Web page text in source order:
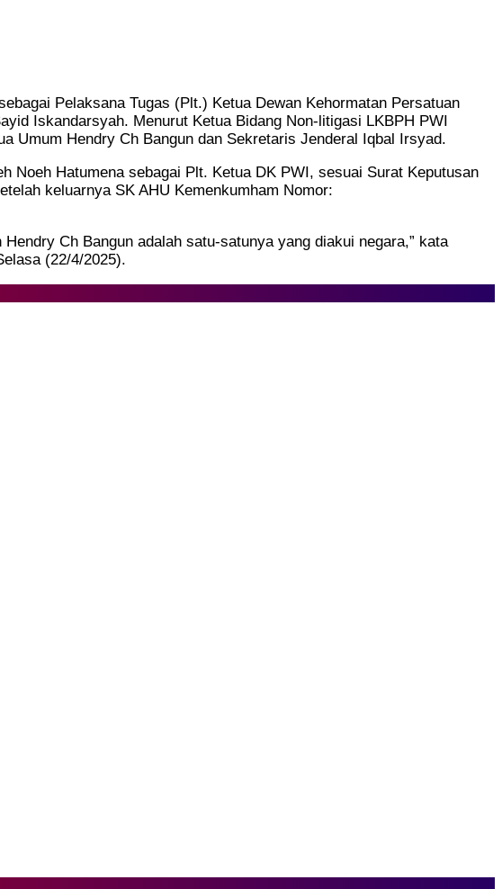
Pelaksana Tugas (Plt.) Ketua Dewan Kehormatan Persatuan
Iskandarsyah. Menurut Ketua Bidang Non-litigasi LKBPH PWI
Umum Hendry Ch Bangun dan Sekretaris Jenderal Iqbal Irsyad.
Noeh Hatumena sebagai Plt. Ketua DK PWI, sesuai Surat Keputusan
keluarnya SK AHU Kemenkumham Nomor:
Ch Bangun adalah satu-satunya yang diakui negara,” kata
(22/4/2025).